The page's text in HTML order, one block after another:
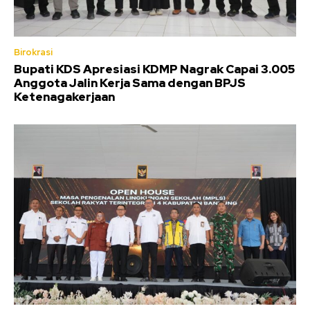
Birokrasi
Bupati KDS Apresiasi KDMP Nagrak Capai 3.005
Anggota Jalin Kerja Sama dengan BPJS
Ketenagakerjaan